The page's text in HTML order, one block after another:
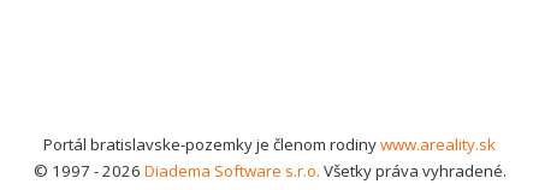
Portál bratislavske-pozemky je členom rodinywww.areality.sk
© 1997 - 2026 Diadema Software s.r.o. Všetky práva vyhradené.